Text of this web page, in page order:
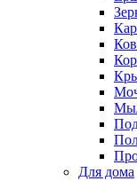
Для дома